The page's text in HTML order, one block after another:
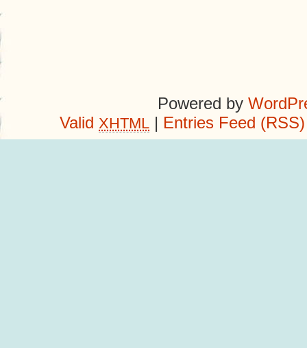
Powered by
Valid XHTML | Entries Feed (RSS)